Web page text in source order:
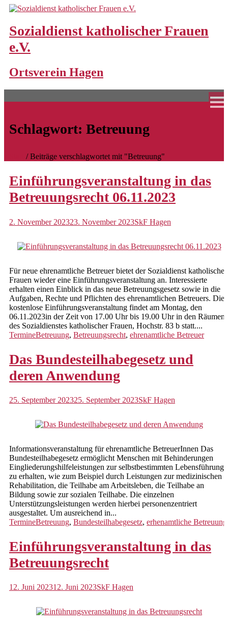
Skip
content
Sozialdienst katholischer Frauen
e.V.
Ortsverein Hagen
Unsere Angebote
Familienpaten
Frühe Hilfen
Standorte und Schließungszeiten
Kindertagespflege
Familienpate werden
Tagespflegeperson suchen
Rechtliche Betreuungen
Vorsorgevollmachten,
Betreuungsverfügungen,
Beratung und Begleitung von
ehrenamtlichen Betreuern
Vertrauliche Geburt
Prävention
Hebammensprechstunde
Vormundschaften und Pflegschaften
Agnesheim
Stationäre Angebote
Regelwohngruppen
FAIRselbständigung
Schlagwort: Betreuung
/Beiträge verschlagwortet mit "Betreuung"
Einführungsveranstaltung in das
Betreuungsrecht 06.11.2023
2. November 202323. November 2023SkF Hagen
Für neue ehrenamtliche Betreuer bietet der Sozialdienst katholischer
Frauen wieder eine Einführungsveranstaltung an. Interessierte
erhalten einen Einblick in das neue Betreuungsgesetz sowie in die
Aufgaben, Rechte und Pflichten des ehrenamtlichen Betreuers. Die
kostenlose Einführungsveranstaltung findet am Montag, den
06.11.2023in der Zeit von 17.00 Uhr bis 19.00 Uhr in den Räumen
des Sozialdienstes katholischer Frauen, Hochstr. 83 b statt....
TermineBetreuung, Betreuungsrecht, ehrenamtliche Betreuer
Das Bundesteilhabegesetz und
deren Anwendung
25. September 202325. September 2023SkF Hagen
Informationsveranstaltung für ehrenamtliche BetreuerInnen Das
Bundesteilhabegesetz ermöglicht Menschen mit Behinderungen
Eingliederungshilfeleistungen zur selbstbestimmten Lebensführung
zu erhalten, wie zum Beispiel durch Leistungen zur medizinischen
Rehabilitation, die Teilhabe am Arbeitsleben, die Teilhabe an
Bildung sowie zur sozialen Teilhabe. Die einzelnen
Unterstützungsleistungen werden hierbei personenzentriert
ausgestaltet. Um ausreichend in...
TermineBetreuung, Bundesteilhabegesetz, erhenamtliche Betreuung
Einführungsveranstaltung in das
Betreuungsrecht
12. Juni 202312. Juni 2023SkF Hagen